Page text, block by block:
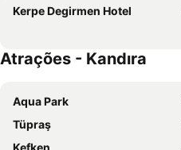
Kerpe Degirmen Hotel
Atrações - Kandıra
Aqua Park
Tüpraş
Kefken